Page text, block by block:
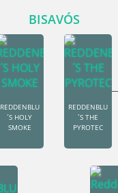
BISAVÓS
REDDENBLU
´S HOLY
SMOKE
REDDENBLU
´S THE
PYROTEC